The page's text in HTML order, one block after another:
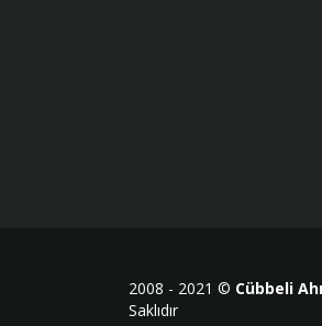
2008 - 2021 © Cübbeli
Saklıdır